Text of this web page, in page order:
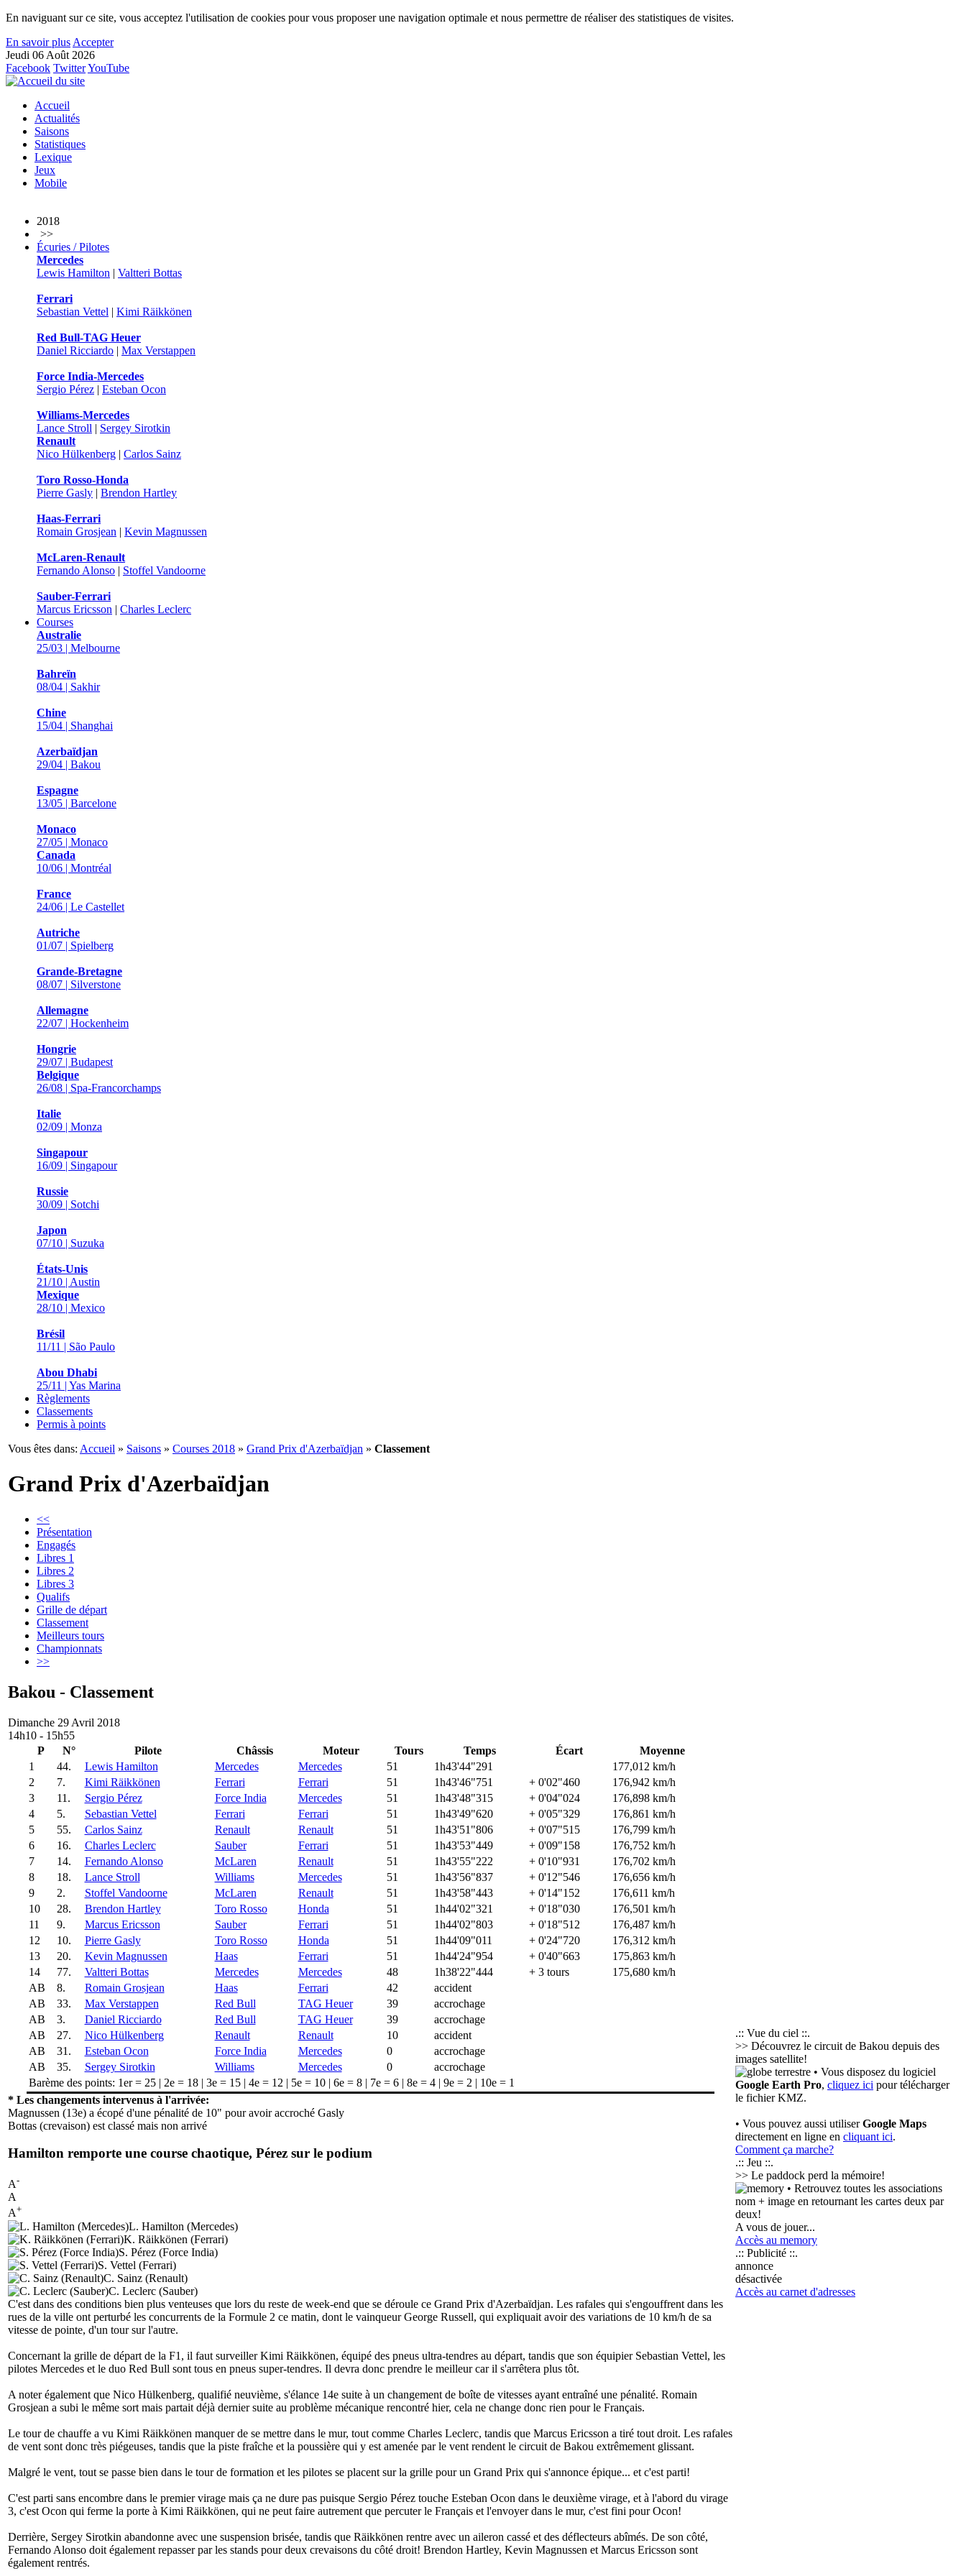
En naviguant sur ce site, vous acceptez l'utilisation de cookies pour vous proposer une navigation optimale et nous permettre de réaliser des statistiques de visites.
En savoir plus Accepter
Jeudi 06 Août 2026
Facebook TwitterYouTube
Accueil
Actualités
Saisons
Statistiques
Lexique
Jeux
Mobile
2018
>>
Écuries / Pilotes
Mercedes
Lewis Hamilton | Valtteri Bottas
Ferrari
Sebastian Vettel | Kimi Räikkönen
Red Bull-TAG Heuer
Daniel Ricciardo | Max Verstappen
Force India-Mercedes
Sergio Pérez | Esteban Ocon
Williams-Mercedes
Lance Stroll | Sergey Sirotkin
Renault
Nico Hülkenberg | Carlos Sainz
Toro Rosso-Honda
Pierre Gasly | Brendon Hartley
Haas-Ferrari
Romain Grosjean | Kevin Magnussen
McLaren-Renault
Fernando Alonso | Stoffel Vandoorne
Sauber-Ferrari
Marcus Ericsson | Charles Leclerc
Courses
Australie
25/03 | Melbourne
Bahreïn
08/04 | Sakhir
Chine
15/04 | Shanghai
Azerbaïdjan
29/04 | Bakou
Espagne
13/05 | Barcelone
Monaco
27/05 | Monaco
Canada
10/06 | Montréal
France
24/06 | Le Castellet
Autriche
01/07 | Spielberg
Grande-Bretagne
08/07 | Silverstone
Allemagne
22/07 | Hockenheim
Hongrie
29/07 | Budapest
Belgique
26/08 | Spa-Francorchamps
Italie
02/09 | Monza
Singapour
16/09 | Singapour
Russie
30/09 | Sotchi
Japon
07/10 | Suzuka
États-Unis
21/10 | Austin
Mexique
28/10 | Mexico
Brésil
11/11 | São Paulo
Abou Dhabi
25/11 | Yas Marina
Règlements
Classements
Permis à points
Vous êtes dans: Accueil » Saisons » Courses 2018 » Grand Prix d'Azerbaïdjan » Classement
Grand Prix d'Azerbaïdjan
<<
Présentation
Engagés
Libres 1
Libres 2
Libres 3
Qualifs
Grille de départ
Classement
Meilleurs tours
Championnats
>>
Bakou - Classement
Dimanche 29 Avril 2018
14h10 - 15h55
P
N° Pilote Châssis Moteur Tours Temps Écart
Moyenne
1
44. Lewis Hamilton Mercedes Mercedes 51 1h43'44"291
177,012 km/h
2
7. Kimi Räikkönen Ferrari Ferrari 51 1h43'46"751 + 0'02"460
176,942 km/h
3
11. Sergio Pérez Force India Mercedes 51 1h43'48"315 + 0'04"024
176,898 km/h
4
5. Sebastian Vettel Ferrari Ferrari 51 1h43'49"620 + 0'05"329
176,861 km/h
5
55. Carlos Sainz Renault Renault 51 1h43'51"806 + 0'07"515
176,799 km/h
6
16. Charles Leclerc Sauber Ferrari 51 1h43'53"449 + 0'09"158
176,752 km/h
7
14. Fernando Alonso McLaren Renault 51 1h43'55"222 + 0'10"931
176,702 km/h
8
18. Lance Stroll Williams Mercedes 51 1h43'56"837 + 0'12"546
176,656 km/h
9
2. Stoffel Vandoorne McLaren Renault 51 1h43'58"443 + 0'14"152
176,611 km/h
10
28. Brendon Hartley Toro Rosso Honda 51 1h44'02"321 + 0'18"030
176,501 km/h
11
9. Marcus Ericsson Sauber Ferrari 51 1h44'02"803 + 0'18"512
176,487 km/h
12
10. Pierre Gasly Toro Rosso Honda 51 1h44'09"011 + 0'24"720
176,312 km/h
13
20. Kevin Magnussen Haas Ferrari 51 1h44'24"954 + 0'40"663
175,863 km/h
14
77. Valtteri Bottas Mercedes Mercedes 48 1h38'22"444 + 3 tours
175,680 km/h
AB
8. Romain Grosjean Haas Ferrari 42
accident
AB
33. Max Verstappen Red Bull TAG Heuer 39
accrochage
AB
3. Daniel Ricciardo Red Bull TAG Heuer 39
accrochage
AB
27. Nico Hülkenberg Renault Renault 10
accident
AB
31. Esteban Ocon Force India Mercedes 0
accrochage
AB
35. Sergey Sirotkin Williams Mercedes 0
accrochage
Barème des points: 1er = 25 | 2e = 18 | 3e = 15 | 4e = 12 | 5e = 10 | 6e = 8 | 7e = 6 | 8e = 4 | 9e = 2 | 10e = 1
* Les changements intervenus à l'arrivée:
Magnussen (13e) a écopé d'une pénalité de 10" pour avoir accroché Gasly
Bottas (crevaison) est classé mais non arrivé
Hamilton remporte une course chaotique, Pérez sur le podium
A-
A
A+
L. Hamilton (Mercedes)
K. Räikkönen (Ferrari)
S. Pérez (Force India)
S. Vettel (Ferrari)
C. Sainz (Renault)
C. Leclerc (Sauber)
C'est dans des conditions bien plus venteuses que lors du reste de week-end que se déroule ce Grand Prix d'Azerbaïdjan. Les rafales qui s'engouffrent dans les
rues de la ville ont perturbé les concurrents de la Formule 2 ce matin, dont le vainqueur George Russell, qui expliquait avoir des variations de 10 km/h de sa
vitesse de pointe, d'un tour sur l'autre.
Concernant la grille de départ de la F1, il faut surveiller Kimi Räikkönen, équipé des pneus ultra-tendres au départ, tandis que son équipier Sebastian Vettel, les
pilotes Mercedes et le duo Red Bull sont tous en pneus super-tendres. Il devra donc prendre le meilleur car il s'arrêtera plus tôt.
A noter également que Nico Hülkenberg, qualifié neuvième, s'élance 14e suite à un changement de boîte de vitesses ayant entraîné une pénalité. Romain
Grosjean a subi le même sort mais partait déjà dernier suite au problème mécanique rencontré hier, cela ne change donc rien pour le Français.
Le tour de chauffe a vu Kimi Räikkönen manquer de se mettre dans le mur, tout comme Charles Leclerc, tandis que Marcus Ericsson a tiré tout droit. Les rafales
de vent sont donc très piégeuses, tandis que la piste fraîche et la poussière qui y est amenée par le vent rendent le circuit de Bakou extrêmement glissant.
Malgré le vent, tout se passe bien dans le tour de formation et les pilotes se placent sur la grille pour un Grand Prix qui s'annonce épique... et c'est parti!
C'est parti sans encombre dans le premier virage mais ça ne dure pas puisque Sergio Pérez touche Esteban Ocon dans le deuxième virage, et à l'abord du virage
3, c'est Ocon qui ferme la porte à Kimi Räikkönen, qui ne peut faire autrement que percuter le Français et l'envoyer dans le mur, c'est fini pour Ocon!
Derrière, Sergey Sirotkin abandonne avec une suspension brisée, tandis que Räikkönen rentre avec un aileron cassé et des déflecteurs abîmés. De son côté,
Fernando Alonso doit également repasser par les stands pour deux crevaisons du côté droit! Brendon Hartley, Kevin Magnussen et Marcus Ericsson sont
également rentrés.
.:: Vue du ciel ::.
>> Découvrez le circuit de Bakou depuis des
images satellite!
• Vous disposez du logiciel
Google Earth Pro, cliquez ici pour télécharger
le fichier KMZ.
• Vous pouvez aussi utiliserGoogle Maps
directement en ligne en cliquant ici.
Comment ça marche?
.:: Jeu ::.
>> Le paddock perd la mémoire!
• Retrouvez toutes les associations
nom + image en retournant les cartes deux par
deux!
A vous de jouer...
Accès au memory
.:: Publicité ::.
annonce
désactivée
Accès au carnet d'adresses